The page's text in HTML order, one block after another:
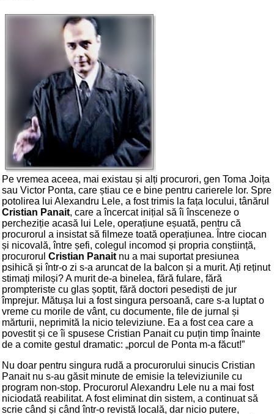
Pe vremea aceea, mai existau și alți procurori, gen Toma Joița
sau Victor Ponta, care știau ce e bine pentru carierele lor. Spre
potolirea lui Alexandru Lele, a fost trimis la fața locului, tânărul
Cristian Panait, care a încercat inițial să îi însceneze o
percheziție acasă lui Lele, operațiune eșuată, pentru că
procurorul a insistat să filmeze toată operațiunea. Între ciocan
și nicovală, între șefi, colegul incomod și propria conștiință,
procurorul Cristian Panait nu a mai suportat presiunea
psihică și într-o zi s-a aruncat de la balcon și a murit. Ați reținut
stimați miloși? A murit de-a binelea, fără fulare, fără
prompteriste cu glas șoptit, fără doctori pesediști de jur
împrejur. Mătușa lui a fost singura persoană, care s-a luptat o
vreme cu morile de vânt, cu documente, file de jurnal și
mărturii, neprimită la nicio televiziune. Ea a fost cea care a
povestit și ce îi spusese Cristian Panait cu puțin timp înainte
de a comite gestul dramatic: „porcul de Ponta m-a făcut!”
Nu doar pentru singura rudă a procurorului sinucis Cristian
Panait nu s-au găsit minute de emisie la televiziunile cu
program non-stop. Procurorul Alexandru Lele nu a mai fost
niciodată reabilitat. A fost eliminat din sistem, a continuat să
scrie când și când într-o revistă locală, dar nicio putere,